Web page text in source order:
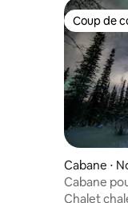
Coup de
Coup de
Cabane ⋅
Cabane
boréales
Chalet